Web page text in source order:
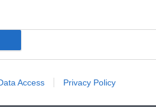
Access Privacy Policy